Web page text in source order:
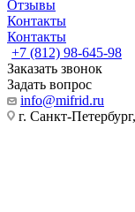
Отзывы
Контакты
Контакты
+7 (812) 98-645-98
Заказать звонок
Задать вопрос
info@mifrid.ru
г. Санкт-